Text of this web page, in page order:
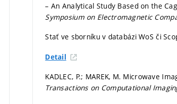
– An Analytical Study Based on the
Symposium on Electromagnetic
Stať ve sborníku v databázi WoS či
Detail
KADLEC, P.; MAREK, M. Microwave
Transactions on Computational